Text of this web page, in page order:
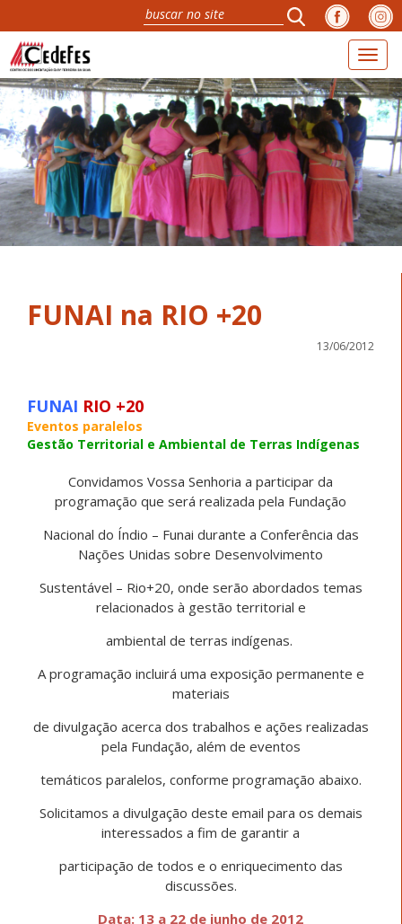
13/06/2012
FUNAI RIO +20
Eventos paralelos
Gestão Territorial e Ambiental de Terras Indígenas
Convidamos Vossa Senhoria a participar da
programação que será realizada pela Fundação
Nacional do Índio – Funai durante a Conferência das
Nações Unidas sobre Desenvolvimento
Sustentável – Rio+20, onde serão abordados temas
relacionados à gestão territorial e
ambiental de terras indígenas.
A programação incluirá uma exposição permanente e
materiais
de divulgação acerca dos trabalhos e ações realizadas
pela Fundação, além de eventos
temáticos paralelos, conforme programação abaixo.
Solicitamos a divulgação deste email para os demais
interessados a fim de garantir a
participação de todos e o enriquecimento das
discussões.
Data: 13 a 22 de junho de 2012